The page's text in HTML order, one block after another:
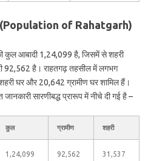
(Population of Rahatgarh)
आबादी 1,24,099 है, जिसमें से शहरी
92,562 है। राहतगढ़ तहसील में लगभग
घर और 20,642 ग्रामीण घर शामिल हैं।
सारणीबद्ध प्रारूप में नीचे दी गई है –
कुल ग्रामीण शहरी
1,24,099 92,562 31,537